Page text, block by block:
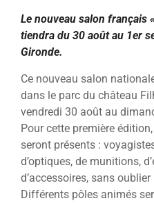
Le nouveau salon français
tiendra du 30 août au 1er
Gironde.
Ce nouveau salon
dans le parc du château
vendredi 30 août au
Pour cette première
seront présents :
d’optiques, de munitions,
d’accessoires, sans
Différents pôles animés